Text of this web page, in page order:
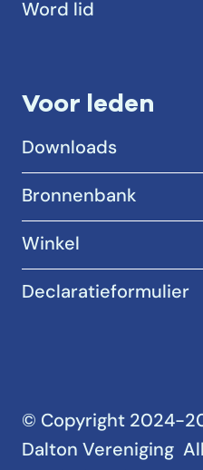
Word lid
Voor leden
Downloads
Bronnenbank
Winkel
Declaratieformulier
© Copyright 2024-
Dalton Vereniging